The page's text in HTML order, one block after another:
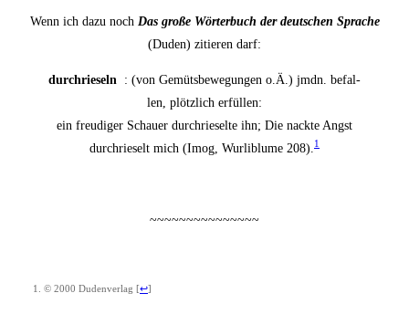
Wenn ich dazu noch Das gro­ße Wör­ter­buch der deut­schen Spra­che
(Duden) zitie­ren darf:
durch­rie­seln : (von Gemüts­be­we­gun­gen o.Ä.) jmdn. befal­
len, plötz­lich erfüllen:
ein freu­di­ger Schau­er durch­rie­sel­te ihn; Die nack­te Angst
durch­rie­selt mich (Imog, Wur­li­blu­me 208). 1
~~~~~~~~~~~~~~~
© 2000 Duden­ver­lag [↩]